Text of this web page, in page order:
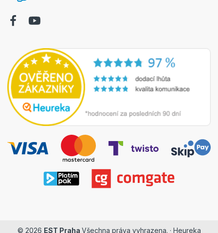
© 2026 EST Praha Všechna práva vyhrazena. · Heureka